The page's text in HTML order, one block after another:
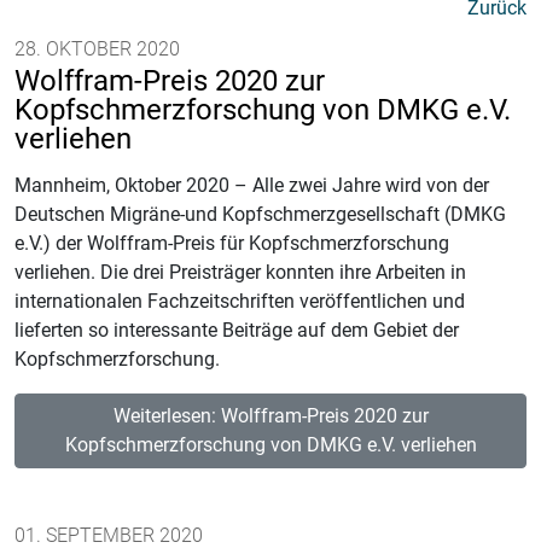
Zurück
28. OKTOBER 2020
Wolffram-Preis 2020 zur
Kopfschmerzforschung von DMKG e.V.
verliehen
Mannheim, Oktober 2020 – Alle zwei Jahre wird von der
Deutschen Migräne-und Kopfschmerzgesellschaft (DMKG
e.V.) der Wolffram-Preis für Kopfschmerzforschung
verliehen. Die drei Preisträger konnten ihre Arbeiten in
internationalen Fachzeitschriften veröffentlichen und
lieferten so interessante Beiträge auf dem Gebiet der
Kopfschmerzforschung.
Weiterlesen: Wolffram-Preis 2020 zur
Kopfschmerzforschung von DMKG e.V. verliehen
01. SEPTEMBER 2020